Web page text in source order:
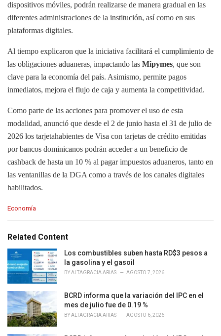
dispositivos móviles, podrán realizarse de manera gradual en las
diferentes administraciones de la institución, así como en sus
plataformas digitales.
Al tiempo explicaron que la iniciativa facilitará el cumplimiento de
las obligaciones aduaneras, impactando las Mipymes, que son
clave para la economía del país. Asimismo, permite pagos
inmediatos, mejora el flujo de caja y aumenta la competitividad.
Como parte de las acciones para promover el uso de esta
modalidad, anunció que desde el 2 de junio hasta el 31 de julio de
2026 los tarjetahabientes de Visa con tarjetas de crédito emitidas
por bancos dominicanos podrán acceder a un beneficio de
cashback de hasta un 10 % al pagar impuestos aduaneros, tanto en
las ventanillas de la DGA como a través de los canales digitales
habilitados.
C
e
r
i
e
:
Economía
Related Content
Los combustibles suben hasta RD$3 pesos a
la gasolina y el gasoil
BYALTAGRACIA ARIAS AGOSTO 7, 2026
BCRD informa que la variación del IPC en el
mes de julio fue de 0.19 %
BYALTAGRACIA ARIAS AGOSTO 6, 2026